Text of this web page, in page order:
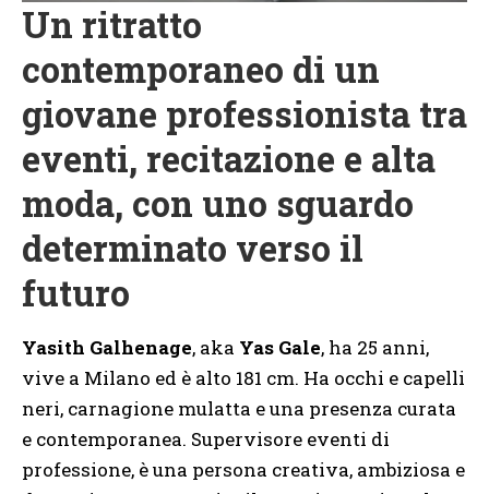
Un ritratto
contemporaneo di un
giovane professionista tra
eventi, recitazione e alta
moda, con uno sguardo
determinato verso il
futuro
Yasith Galhenage, aka Yas Gale, ha 25 anni,
vive a Milano ed è alto 181 cm. Ha occhi e capelli
neri, carnagione mulatta e una presenza curata
e contemporanea. Supervisore eventi di
professione, è una persona creativa, ambiziosa e